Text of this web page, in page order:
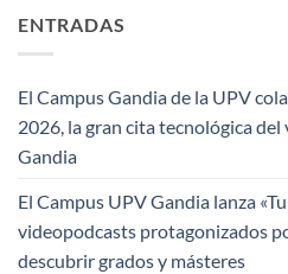
ENTRADAS
El Campus Gandia de la UPV
2026, la gran cita tecnológica del
Gandia
El Campus UPV Gandia lanza
videopodcasts protagonizados
descubrir grados y másteres